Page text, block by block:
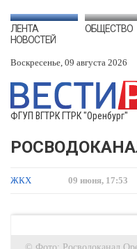
ЛЕНТА
НОВОСТЕЙ
ОБЩЕСТВО
Воскресенье, 09 августа 2026
ФГУП ВГТРК ГТРК "Оренбург"
ЖКХ 09 июня, 17:53